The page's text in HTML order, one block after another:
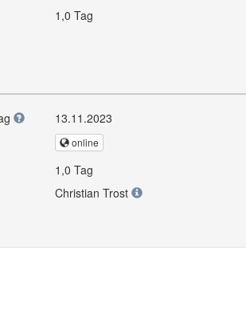
1,0 Tag
13.11.2023
online
1,0 Tag
Christian Trost